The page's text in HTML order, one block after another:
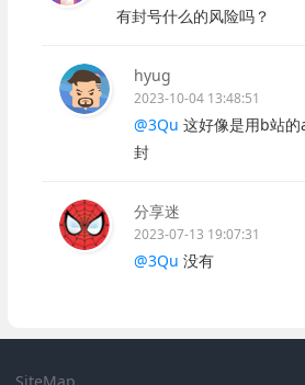
有封号什么的风险吗？
hyug
2023-10-04 13:48:51
@3Qu 这好像是用b站
封
分享迷
2023-07-13 19:07:31
@3Qu 没有